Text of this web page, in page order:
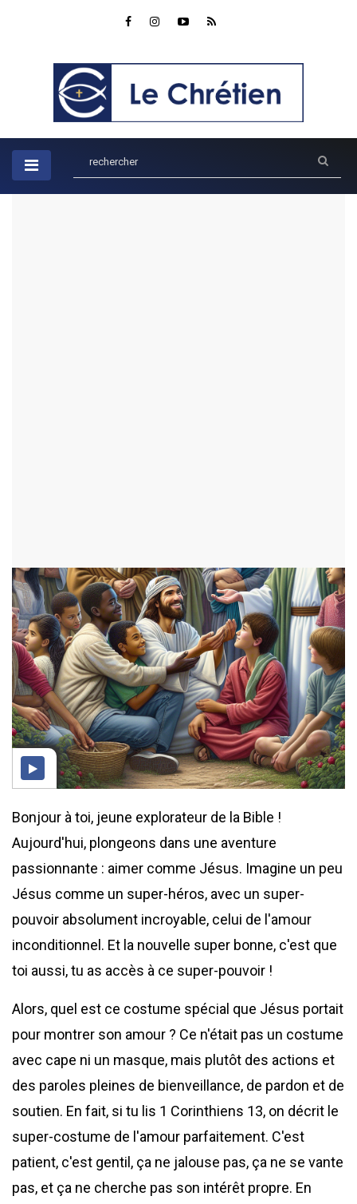
Bonjour à toi, jeune explorateur de la Bible !
Aujourd'hui, plongeons dans une aventure
passionnante : aimer comme Jésus. Imagine un peu
Jésus comme un super-héros, avec un super-
pouvoir absolument incroyable, celui de l'amour
inconditionnel. Et la nouvelle super bonne, c'est que
toi aussi, tu as accès à ce super-pouvoir !
Alors, quel est ce costume spécial que Jésus portait
pour montrer son amour ? Ce n'était pas un costume
avec cape ni un masque, mais plutôt des actions et
des paroles pleines de bienveillance, de pardon et de
soutien. En fait, si tu lis 1 Corinthiens 13, on décrit le
super-costume de l'amour parfaitement. C'est
patient, c'est gentil, ça ne jalouse pas, ça ne se vante
pas, et ça ne cherche pas son intérêt propre. En